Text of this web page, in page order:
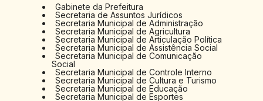
Gabinete da Prefeitura
Secretaria de Assuntos Jurídicos
Secretaria Municipal de Administração
Secretaria Municipal de Agricultura
Secretaria Municipal de Articulação Política
Secretaria Municipal de Assistência Social
Secretaria Municipal de Comunicação
Social
Secretaria Municipal de Controle Interno
Secretaria Municipal de Cultura e Turismo
Secretaria Municipal de Educação
Secretaria Municipal de Esportes